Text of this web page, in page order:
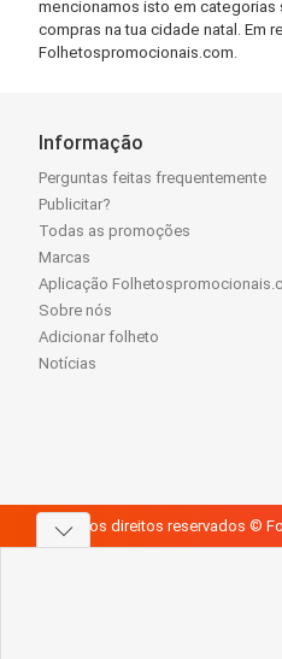
mencionamos isto em categorias
compras na tua cidade natal. Em
Folhetospromocionais.com.
Informação
Perguntas feitas frequentemente
Publicitar?
Todas as promoções
Marcas
Aplicação
Sobre nós
Adicionar folheto
Notícias
Todos os direitos reservados ©